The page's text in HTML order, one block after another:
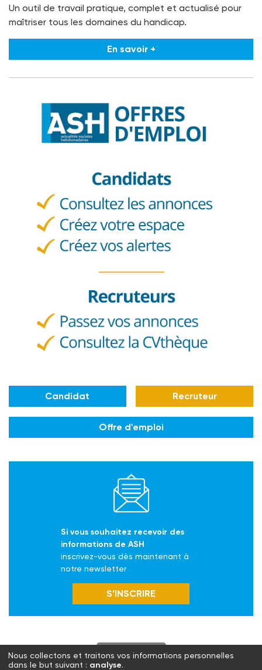
Un outil de travail pratique, complet et actualisé pour
maîtriser tous les domaines du handicap.
En savoir +
Candidat Recruteur
Offre d'emploi
Si vous souhaitez recevoir des
informations de ASH
inscrivez-vous dès maintenant à
notre newsletter
S’INSCRIRE
S'abonner
Nous collectons et traitons vos informations personnelles
dans le but suivant : analyse.